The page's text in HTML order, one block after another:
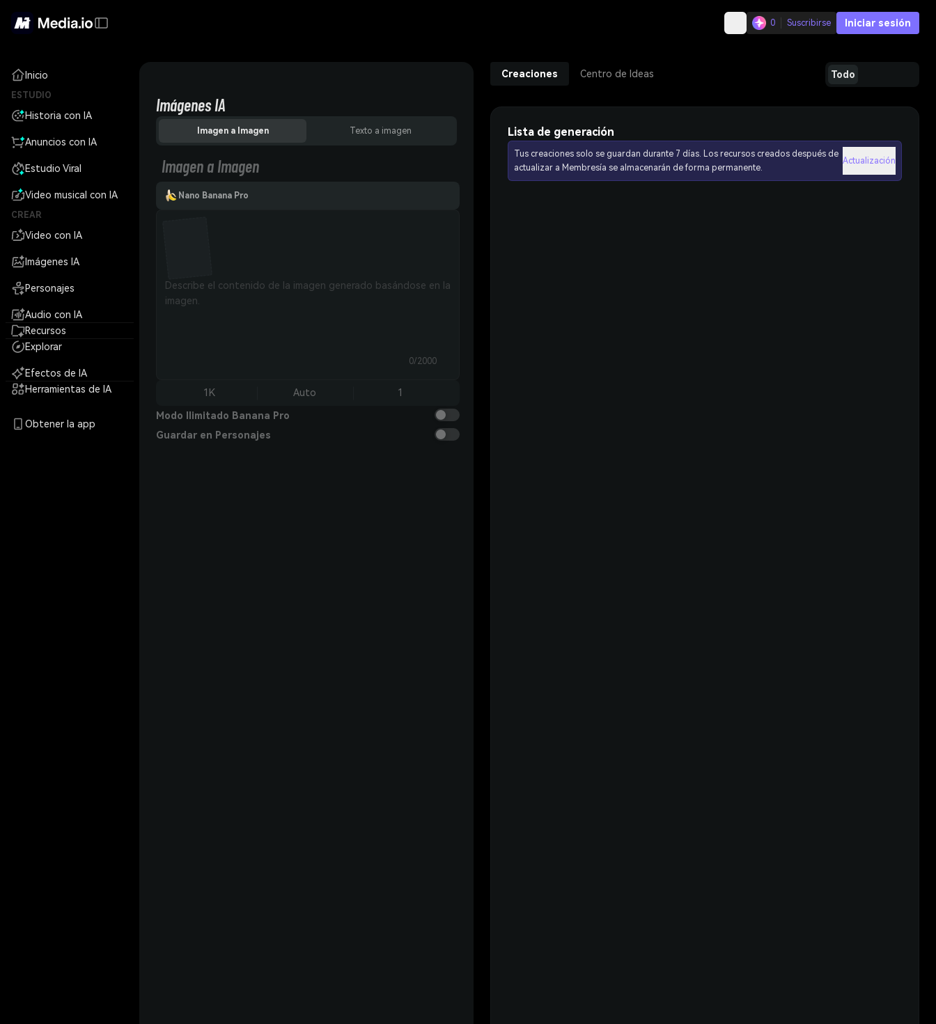
0 Suscribirse Iniciar sesión
Inicio
ESTUDIO
Historia con IA
Anuncios con IA
Estudio Viral
Video musical con IA
CREAR
Video con IA
Imágenes IA
Personajes
Audio con IA
Recursos
Explorar
Efectos de IA
Herramientas de IA
Obtener la app
Imágenes IA
Imagen a Imagen Texto a imagen
Imagen a Imagen
Nano Banana Pro
0/2000
1K Auto 1
Modo Ilimitado Banana Pro
Guardar en Personajes
Creaciones Centro de Ideas Todo
Lista de generación
Tus creaciones solo se guardan durante 7 días. Los recursos creados después de
actualizar a Membresía se almacenarán de forma permanente.
Actualización